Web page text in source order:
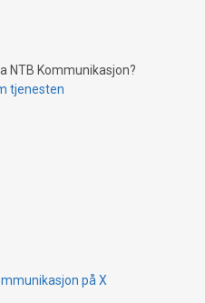
NTB Kommunikasjon?
tjenesten
på X